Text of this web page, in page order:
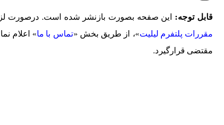
قابل توجه: این صفحه بصورت بازنشر شده است. درصورت
مقررات پلتفرم لیلیت»، از طریق بخش «تماس با ما» اعلام
مقتضی قرارگیرد.